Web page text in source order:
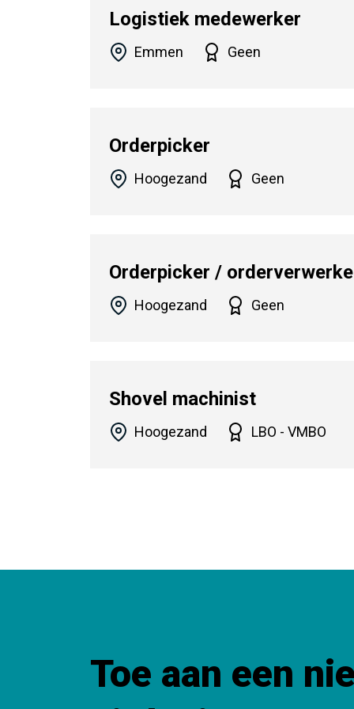
Logistiek medewerker
Emmen Geen
Orderpicker
Hoogezand Geen
Orderpicker /
Hoogezand Geen
Shovel machinist
Hoogezand LBO - VMBO
Toe aan een